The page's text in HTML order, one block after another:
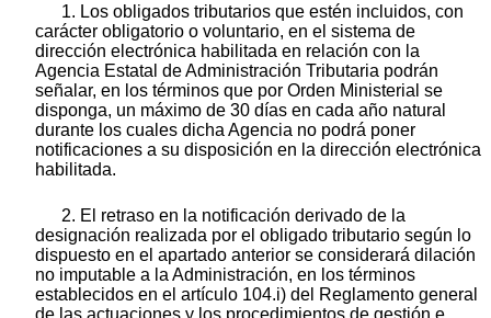
1. Los obligados tributarios que estén incluidos, con
carácter obligatorio o voluntario, en el sistema de
dirección electrónica habilitada en relación con la
Agencia Estatal de Administración Tributaria podrán
señalar, en los términos que por Orden Ministerial se
disponga, un máximo de 30 días en cada año natural
durante los cuales dicha Agencia no podrá poner
notificaciones a su disposición en la dirección electrónica
habilitada.
2. El retraso en la notificación derivado de la
designación realizada por el obligado tributario según lo
dispuesto en el apartado anterior se considerará dilación
no imputable a la Administración, en los términos
establecidos en el artículo 104.i) del Reglamento general
de las actuaciones y los procedimientos de gestión e